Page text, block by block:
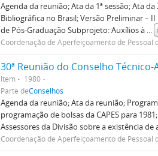
Agenda da reunião; Ata da 1ª sessão; Ata
Bibliográfica no Brasil; Versão Preliminar –
de Pós-Graduação Subprojeto: Auxílios à ...
Coordenação de Aperfeiçoamento de Pessoal
30ª Reunião do Conselho
Item
1980
Parte deConselhos
Agenda da reunião; Ata da reunião;
programação de bolsas da CAPES para
Assessores da Divisão sobre a existência de
Coordenação de Aperfeiçoamento de Pessoal